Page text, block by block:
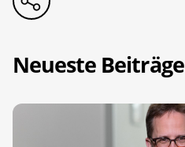
Neueste Beiträge